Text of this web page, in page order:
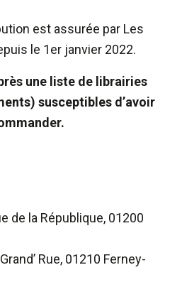
est assurée par Les
le 1er janvier 2022.
une liste de librairies
susceptibles d’avoir
de la République, 01200
Rue, 01210 Ferney-